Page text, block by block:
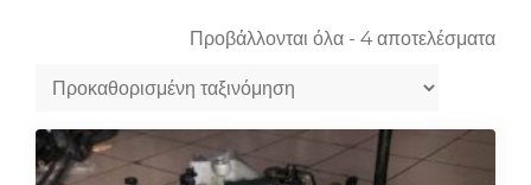
Προβάλλονται όλα - 4 αποτελέσματα